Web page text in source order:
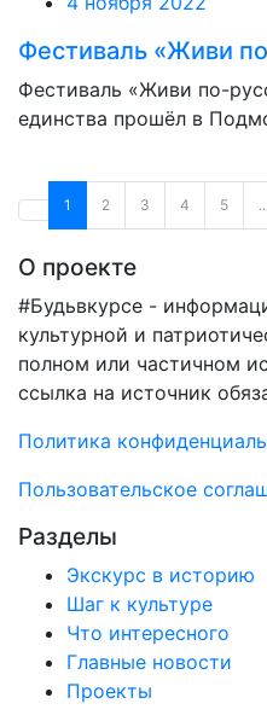
Фестиваль «Живи
Фестиваль «Живи по-
единства прошёл в
1 2 3 4 5 ...
О проекте
#Будьвкурсе -
культурной и
полном или частичном
ссылка на источник
Политика
Пользовательское
Разделы
Экскурс в историю
Шаг к культуре
Что интересного
Главные новости
Проекты